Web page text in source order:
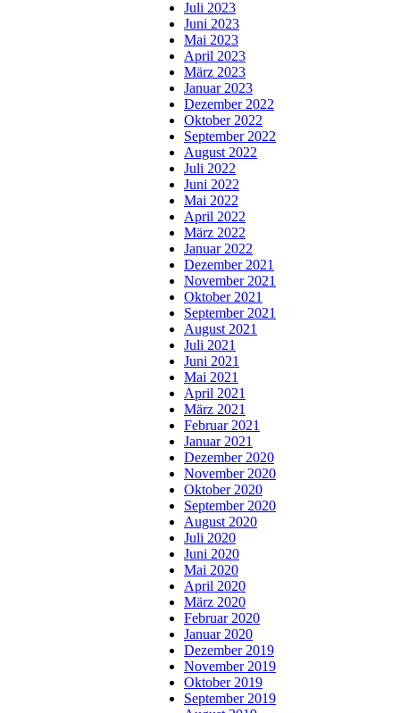
Juli 2023
Juni 2023
Mai 2023
April 2023
März 2023
Januar 2023
Dezember 2022
Oktober 2022
September 2022
August 2022
Juli 2022
Juni 2022
Mai 2022
April 2022
März 2022
Januar 2022
Dezember 2021
November 2021
Oktober 2021
September 2021
August 2021
Juli 2021
Juni 2021
Mai 2021
April 2021
März 2021
Februar 2021
Januar 2021
Dezember 2020
November 2020
Oktober 2020
September 2020
August 2020
Juli 2020
Juni 2020
Mai 2020
April 2020
März 2020
Februar 2020
Januar 2020
Dezember 2019
November 2019
Oktober 2019
September 2019